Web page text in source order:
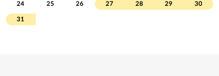
24 25 26 27 28 29 30
31